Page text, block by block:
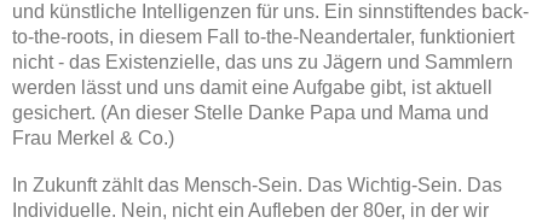
und künstliche Intelligenzen für uns. Ein sinnstiftendes back-
to-the-roots, in diesem Fall to-the-Neandertaler, funktioniert
nicht - das Existenzielle, das uns zu Jägern und Sammlern
werden lässt und uns damit eine Aufgabe gibt, ist aktuell
gesichert. (An dieser Stelle Danke Papa und Mama und
Frau Merkel & Co.)
In Zukunft zählt das Mensch-Sein. Das Wichtig-Sein. Das
Individuelle. Nein, nicht ein Aufleben der 80er, in der wir